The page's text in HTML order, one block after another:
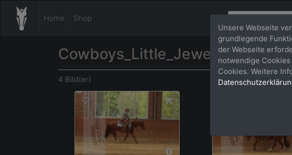
Home Shop
Cowboys_Little_Jewel_Nr076
4 Bild(er)
Unsere Webseite
grundlegende
der Webseite
notwendige
Cookies. Weitere